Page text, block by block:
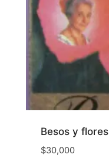
Besos y flores
$30,000